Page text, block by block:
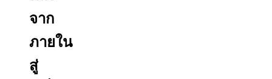
จาก
ภายใน
สู่